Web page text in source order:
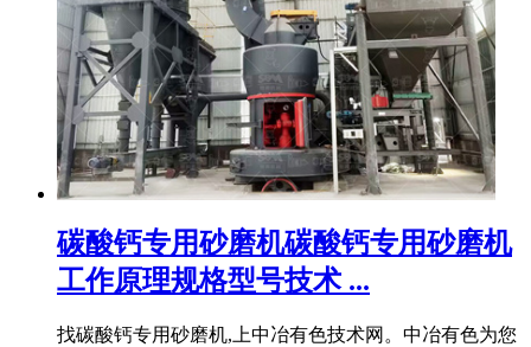
碳酸钙专用砂磨机碳酸钙专用砂磨机
工作原理规格型号技术 ...
找碳酸钙专用砂磨机,上中冶有色技术网。中冶有色为您